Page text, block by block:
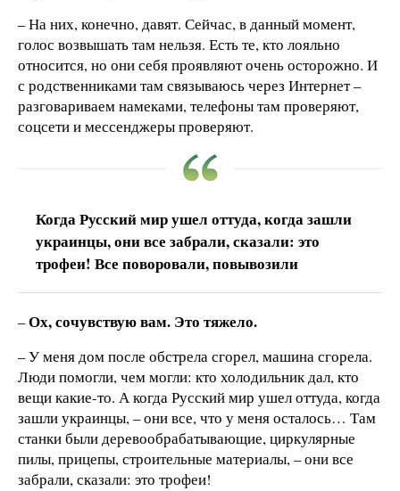
– На них, конечно, давят. Сейчас, в данный момент,
голос возвышать там нельзя. Есть те, кто лояльно
относится, но они себя проявляют очень осторожно. И
с родственниками там связываюсь через Интернет –
разговариваем намеками, телефоны там проверяют,
соцсети и мессенджеры проверяют.
Когда Русский мир ушел оттуда, когда зашли
украинцы, они все забрали, сказали: это
трофеи! Все поворовали, повывозили
–Ох, сочувствую вам. Это тяжело.
– У меня дом после обстрела сгорел, машина сгорела.
Люди помогли, чем могли: кто холодильник дал, кто
вещи какие-то. А когда Русский мир ушел оттуда, когда
зашли украинцы, – они все, что у меня осталось… Там
станки были деревообрабатывающие, циркулярные
пилы, прицепы, строительные материалы, – они все
забрали, сказали: это трофеи!